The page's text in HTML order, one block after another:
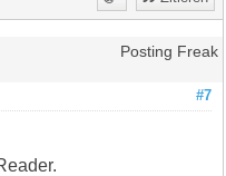
Posting Freak
#7